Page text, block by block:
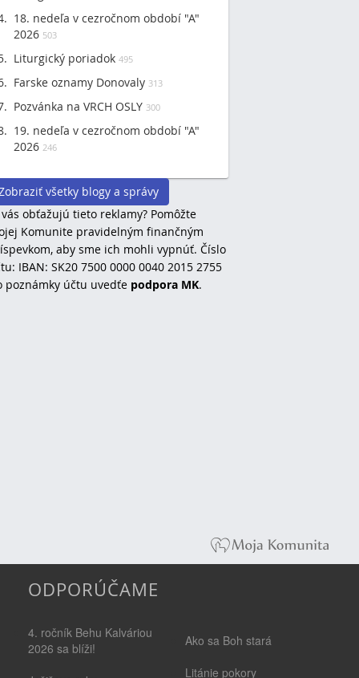
18. nedeľa v cezročnom období "A"
2026 503
Liturgický poriadok 495
Farske oznamy Donovaly 313
Pozvánka na VRCH OSLY 300
19. nedeľa v cezročnom období "A"
2026 246
všetky blogy a správy
obťažujú tieto reklamy? Pomôžte
Komunite pravidelným finančným
aby sme ich mohli vypnúť. Číslo
IBAN: SK20 7500 0000 0040 2015 2755
poznámky účtu uvedťe podpora MK.
ODPORÚČAME
4. ročník Behu Kalváriou
2026 sa blíži!
Ako sa Boh stará
Litánie pokory